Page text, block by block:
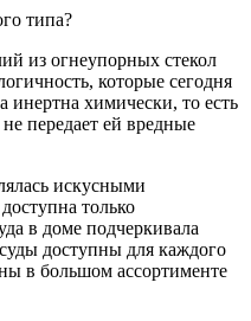
типа?
из огнеупорных стекол
которые сегодня
инертна химически, то есть
передает ей вредные
искусными
только
в доме подчеркивала
доступны для каждого
в большом ассортименте